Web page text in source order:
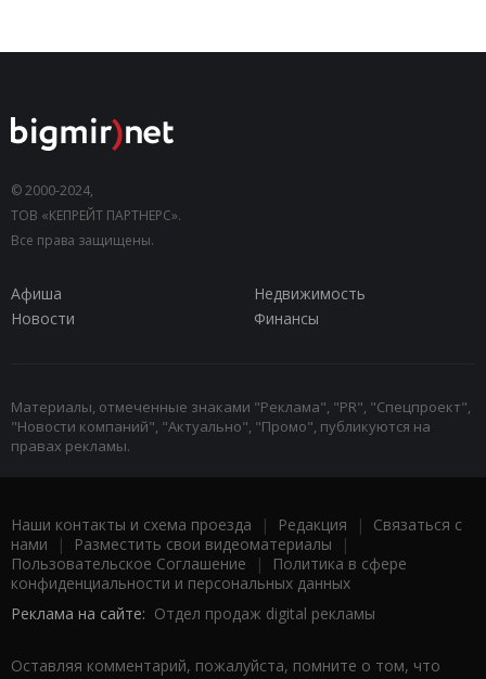
© 2000-2024,
ТОВ «КЕПРЕЙТ ПАРТНЕРС».
Все права защищены.
Афиша
Недвижимость
Новости
Финансы
Материалы, отмеченные знаками "Реклама", "PR", "Спецпроект",
"Новости компаний", "Актуально", "Промо", публикуются на
правах рекламы.
Наши контакты и схема проезда | Редакция | Связаться с
нами | Разместить свои видеоматериалы |
Пользовательское Соглашение |
Политика в сфере
конфиденциальности и персональных данных
Реклама на сайте: Отдел продаж digital рекламы
Оставляя комментарий, пожалуйста, помните о том, что